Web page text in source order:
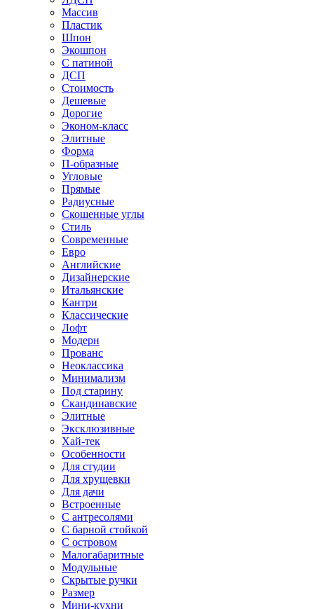
Массив
Пластик
Шпон
Экошпон
С патиной
ДСП
Стоимость
Дешевые
Дорогие
Эконом-класс
Элитные
Форма
П-образные
Угловые
Прямые
Радиусные
Скошенные углы
Стиль
Современные
Евро
Английские
Дизайнерские
Итальянские
Кантри
Классические
Лофт
Модерн
Прованс
Неоклассика
Минимализм
Под старину
Скандинавские
Элитные
Эксклюзивные
Хай-тек
Особенности
Для студии
Для хрущевки
Для дачи
Встроенные
С антресолями
С барной стойкой
С островом
Малогабаритные
Модульные
Скрытые ручки
Размер
Мини-кухни